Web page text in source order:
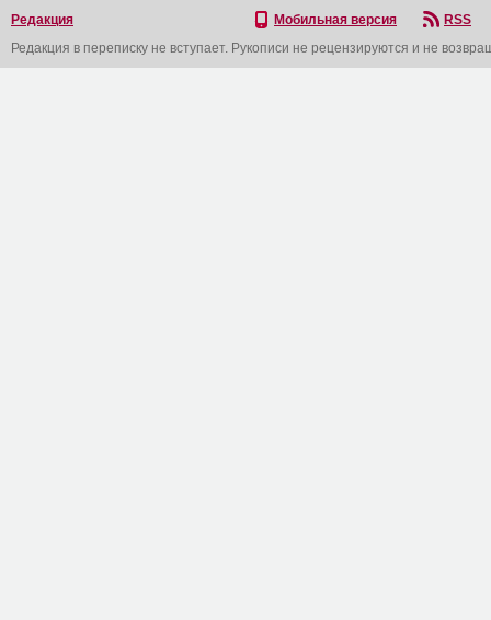
Редакция Мобильная версия
RSS
Редакция в переписку не вступает. Рукописи не рецензируются и не